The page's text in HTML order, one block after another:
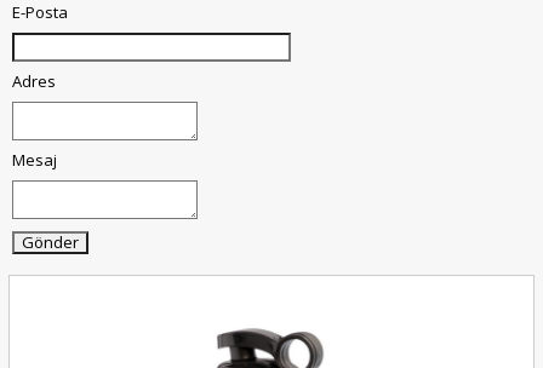
E-Posta
Adres
Mesaj